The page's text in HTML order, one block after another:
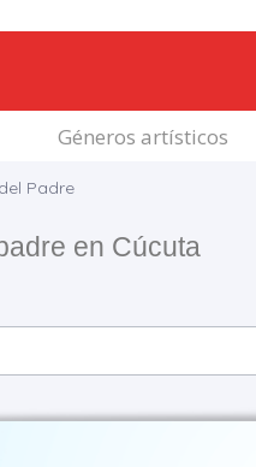
Géneros artísticos
Padre
en Cúcuta